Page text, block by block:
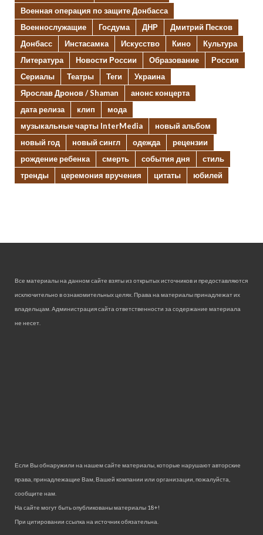
Военная операция по защите Донбасса
Военнослужащие
Госдума ДНР
Дмитрий Песков
Донбасс
Инстасамка Искусство Кино
Культура
Литература
Новости России Образование
Россия
Сериалы
Театры Теги
Украина
Ярослав Дронов / Shaman
анонс концерта
дата релиза
клип
мода
музыкальные чарты InterMedia
новый альбом
новый год
новый сингл одежда
рецензии
рождение ребенка
смерть события дня
стиль
тренды
церемония вручения цитаты юбилей
Все материалы на данном сайте взяты из открытых источников и предоставляются
исключительно в ознакомительных целях. Права на материалы принадлежат их
владельцам. Администрация сайта ответственности за содержание материала
не несет.
Если Вы обнаружили на нашем сайте материалы, которые нарушают авторские
права, принадлежащие Вам, Вашей компании или организации, пожалуйста,
сообщите нам.
На сайте могут быть опубликованы материалы 18+!
При цитировании ссылка на источник обязательна.